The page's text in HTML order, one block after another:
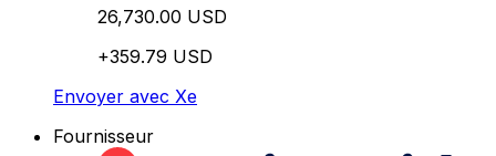
26,730.00 USD
+359.79 USD
Envoyer avec Xe
Fournisseur